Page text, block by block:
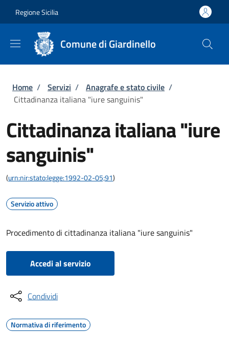
Regione Sicilia
Comune di Giardinello
Briciole di pane
Home / Servizi / Anagrafe e stato civile /
Cittadinanza italiana "iure sanguinis"
Cittadinanza italiana "iure
sanguinis"
(urn:nir:stato:legge:1992-02-05;91)
Servizio attivo
Procedimento di cittadinanza italiana "iure sanguinis"
Accedi al servizio
Condividi
Normativa di riferimento